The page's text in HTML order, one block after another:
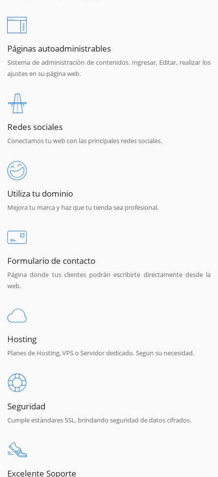
Páginas autoadministrables
Sistema de administración de contenidos. Ingresar, Editar, realizar los
ajustes en su página web.
Redes sociales
Conectamos tu web con las principales redes sociales.
Utiliza tu dominio
Mejora tu marca y haz que tu tienda sea profesional.
Formulario de contacto
Página donde tus clientes podrán escribirte directamente desde la
web.
Hosting
Planes de Hosting, VPS o Servidor dedicado. Segun su necesidad.
Seguridad
Cumple estándares SSL, brindando seguridad de datos cifrados.
Excelente Soporte